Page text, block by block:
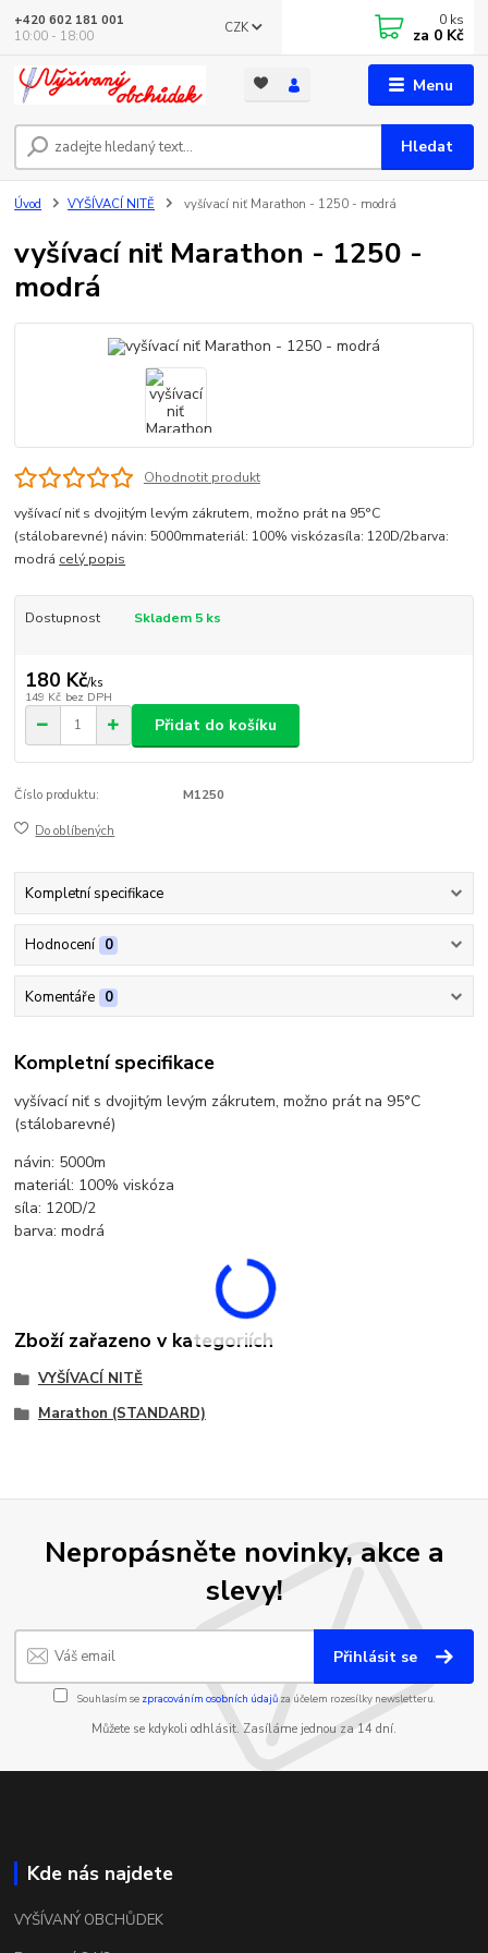
Menu
CZK
Hledat
+420 602 181 001
10:00 - 18:00
0 ks
za 0 Kč
Úvod VYŠÍVACÍ NITĚ vyšívací niť Marathon - 1250 - modrá
vyšívací niť Marathon - 1250 -
modrá
Ohodnotit produkt
vyšívací niť s dvojitým levým zákrutem, možno prát na 95°C
(stálobarevné) návin: 5000mmateriál: 100% viskózasíla: 120D/2barva:
modrá celý popis
Dostupnost Skladem 5 ks
180 Kč/ks
149 Kč bez DPH
Přidat do košíku
Číslo produktu: M1250
Do oblíbených
Kompletní specifikace
Hodnocení 0
Komentáře 0
Kompletní specifikace
vyšívací niť s dvojitým levým zákrutem, možno prát na 95°C
(stálobarevné)
návin: 5000m
materiál: 100% viskóza
síla: 120D/2
barva: modrá
Zboží zařazeno v kategoriích
VYŠÍVACÍ NITĚ
Marathon (STANDARD)
Nepropásněte novinky, akce a
slevy!
Přihlásit se
Souhlasím se zpracováním osobních údajůza účelem rozesílky newsletteru.
Můžete se kdykoli odhlásit. Zasíláme jednou za 14 dní.
Kde nás najdete
VYŠÍVANÝ OBCHŮDEK